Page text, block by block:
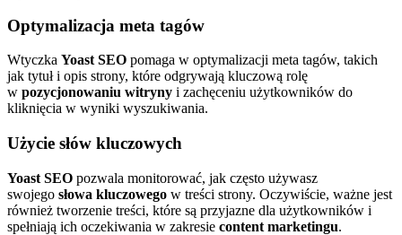
Optymalizacja meta tagów
Wtyczka Yoast SEO pomaga w optymalizacji meta tagów, takich
jak tytuł i opis strony, które odgrywają kluczową rolę
w pozycjonowaniu witryny i zachęceniu użytkowników do
kliknięcia w wyniki wyszukiwania.
Użycie słów kluczowych
Yoast SEO pozwala monitorować, jak często używasz
swojego słowa kluczowego w treści strony. Oczywiście, ważne jest
również tworzenie treści, które są przyjazne dla użytkowników i
spełniają ich oczekiwania w zakresie content marketingu.